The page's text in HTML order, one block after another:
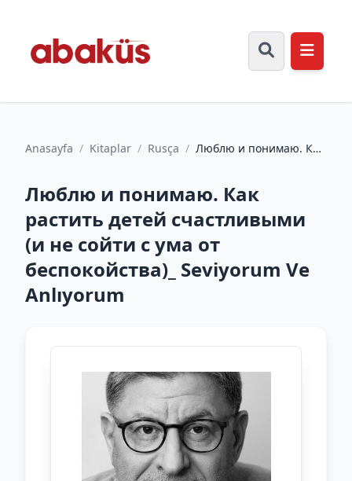
Anasayfa / Kitaplar / Rusça / Люблю и понимаю. Как
сойти с ума...
Люблю и понимаю. Как
растить детей счастливыми
(и не сойти с ума от
беспокойства)_ Seviyorum Ve
Anlıyorum